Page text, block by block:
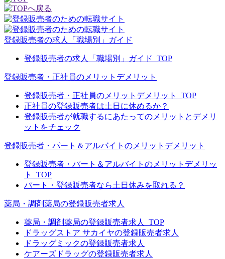
登録販売者の求人「職場別」ガイド
登録販売者の求人「職場別」ガイド_TOP
登録販売者・正社員のメリットデメリット
登録販売者・正社員のメリットデメリット_TOP
正社員の登録販売者は土日に休めるか？
登録販売者が就職するにあたってのメリットとデメリ
ットをチェック
登録販売者・パート＆アルバイトのメリットデメリット
登録販売者・パート＆アルバイトのメリットデメリッ
ト_TOP
パート・登録販売者なら土日休みを取れる？
薬局・調剤薬局の登録販売者求人
薬局・調剤薬局の登録販売者求人_TOP
ドラッグストア サカイヤの登録販売者求人
ドラッグミックの登録販売者求人
ケアーズドラッグの登録販売者求人